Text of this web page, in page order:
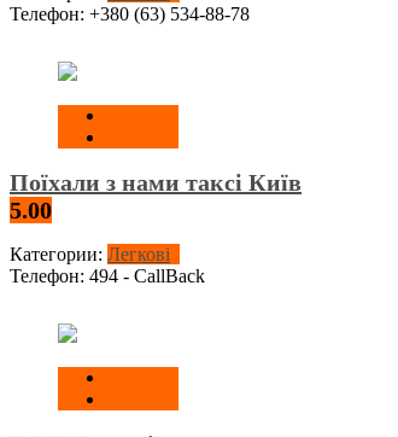
Телефон: +380 (63) 534-88-78
Поїхали з нами таксі Київ
5.00
Категории: Легкові
Телефон: 494 - CallBack